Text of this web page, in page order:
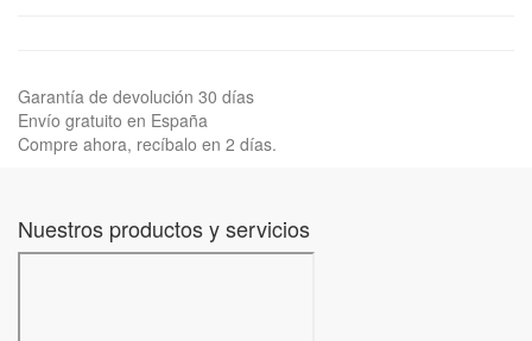
Garantía de devolución 30 días
Envío gratuito en España
Compre ahora, recíbalo en 2 días.
Nuestros productos y servicios